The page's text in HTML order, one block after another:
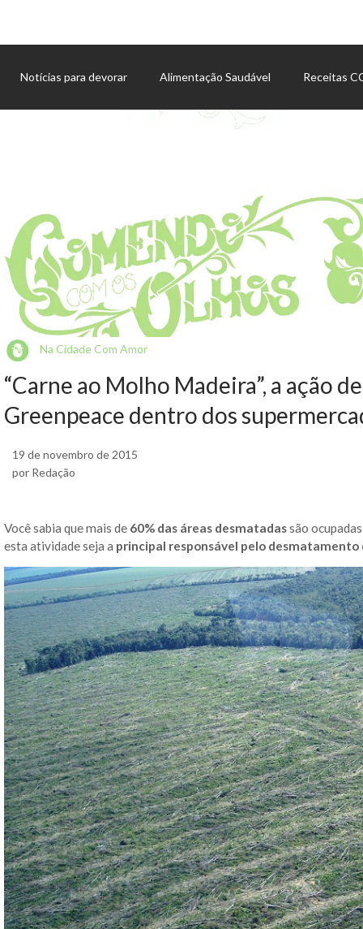
Notícias para devorar Alimentação Saudável Receitas
Na Cidade Com Amor
“Carne ao Molho Madeira”, a ação
Greenpeace dentro dos
19 de novembro de 2015
por Redação
Você sabia que mais de 60% das áreas desmatadassão
esta atividade seja a principal responsável pelo desmatamento